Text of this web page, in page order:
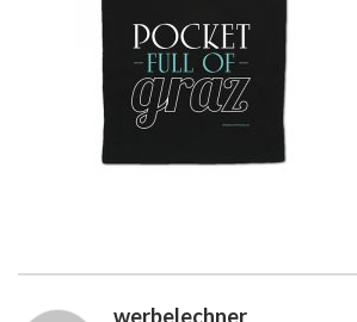
werbelechner